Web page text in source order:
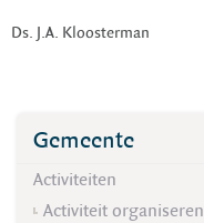
Ds. J.A. Kloosterman
Gemeente
Activiteiten
Activiteit organiseren